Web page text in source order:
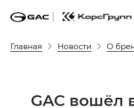
Главная Новости О
GAC вошёл